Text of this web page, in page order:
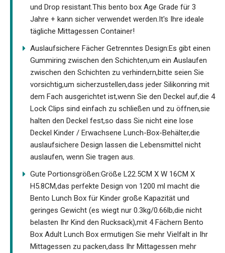
und Drop resistant.This bento box Age Grade für 3
Jahre + kann sicher verwendet werden.It's Ihre ideale
tägliche Mittagessen Container!
Auslaufsichere Fächer Getrenntes Design:Es gibt einen
Gummiring zwischen den Schichten,um ein Auslaufen
zwischen den Schichten zu verhindern,bitte seien Sie
vorsichtig,um sicherzustellen,dass jeder Silikonring mit
dem Fach ausgerichtet ist,wenn Sie den Deckel auf,die 4
Lock Clips sind einfach zu schließen und zu öffnen,sie
halten den Deckel fest,so dass Sie nicht eine lose
Deckel Kinder / Erwachsene Lunch-Box-Behälter,die
auslaufsichere Design lassen die Lebensmittel nicht
auslaufen, wenn Sie tragen aus.
Gute Portionsgrößen:Größe L22.5CM X W 16CM X
H5.8CM,das perfekte Design von 1200 ml macht die
Bento Lunch Box für Kinder große Kapazität und
geringes Gewicht (es wiegt nur 0.3kg/0.66lb,die nicht
belasten Ihr Kind den Rucksack),mit 4 Fächern Bento
Box Adult Lunch Box ermutigen Sie mehr Vielfalt in Ihr
Mittagessen zu packen,dass Ihr Mittagessen mehr